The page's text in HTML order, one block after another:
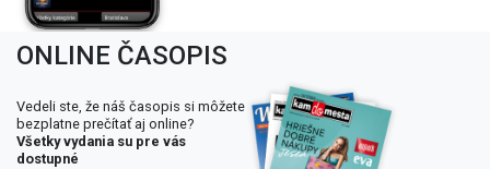
ONLINE ČASOPIS
Vedeli ste, že náš časopis si môžete
bezplatne prečítať aj online?
Všetky vydania su pre vás
dostupné